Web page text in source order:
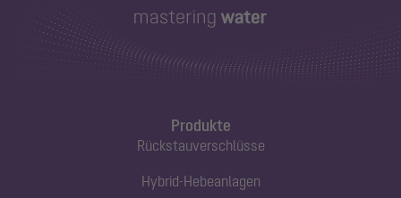
Produkte
Rückstauverschlüsse
Hybrid-Hebeanlagen